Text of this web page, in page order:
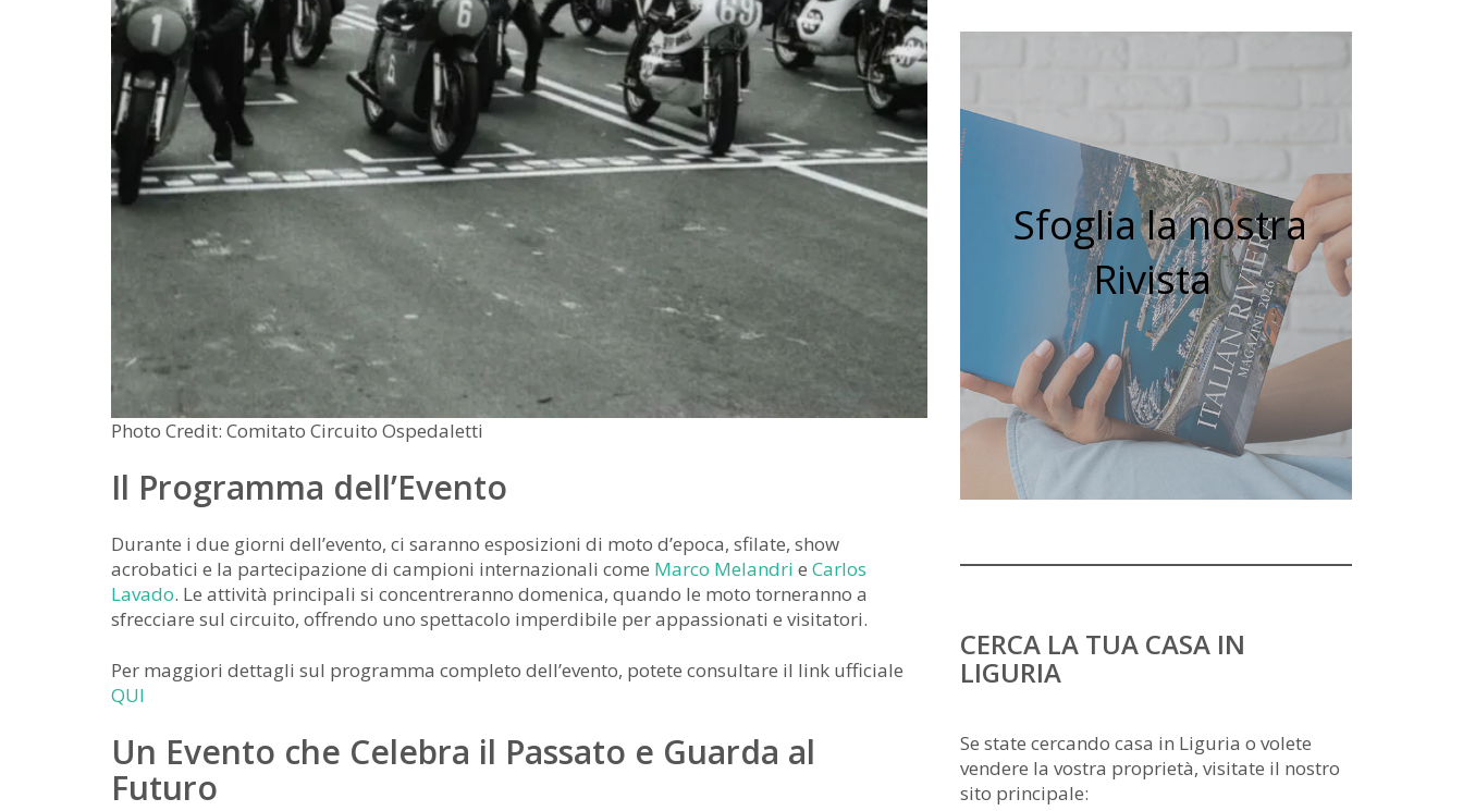
Photo Credit: Comitato Circuito Ospedaletti
Il Programma dell’Evento
Durante i due giorni dell’evento, ci saranno esposizioni di moto d’epoca, sfilate, show
acrobatici e la partecipazione di campioni internazionali come Marco Melandri e Carlos
Lavado. Le attività principali si concentreranno domenica, quando le moto torneranno a
sfrecciare sul circuito, offrendo uno spettacolo imperdibile per appassionati e visitatori.
Per maggiori dettagli sul programma completo dell’evento, potete consultare il link ufficiale
QUI
Un Evento che Celebra il Passato e Guarda al
Futuro
Sfoglia la nostra
Rivista
CERCA LA TUA CASA IN
LIGURIA
Se state cercando casa in Liguria o volete
vendere la vostra proprietà, visitate il nostro
sito principale: